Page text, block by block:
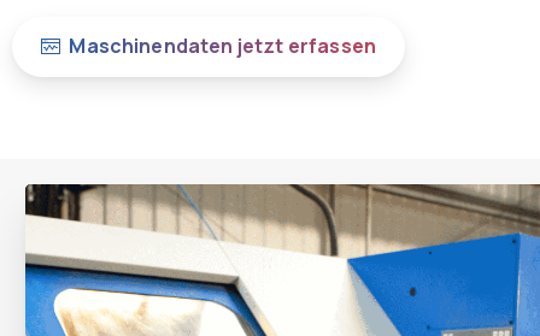
Maschinendaten jetzt erfassen